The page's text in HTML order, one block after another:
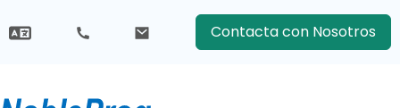
Contacta con Nosotros